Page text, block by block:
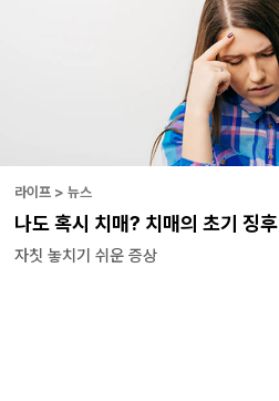
라이프 > 뉴스
나도 혹시 치매? 치매의 초기 징후
자칫 놓치기 쉬운 증상